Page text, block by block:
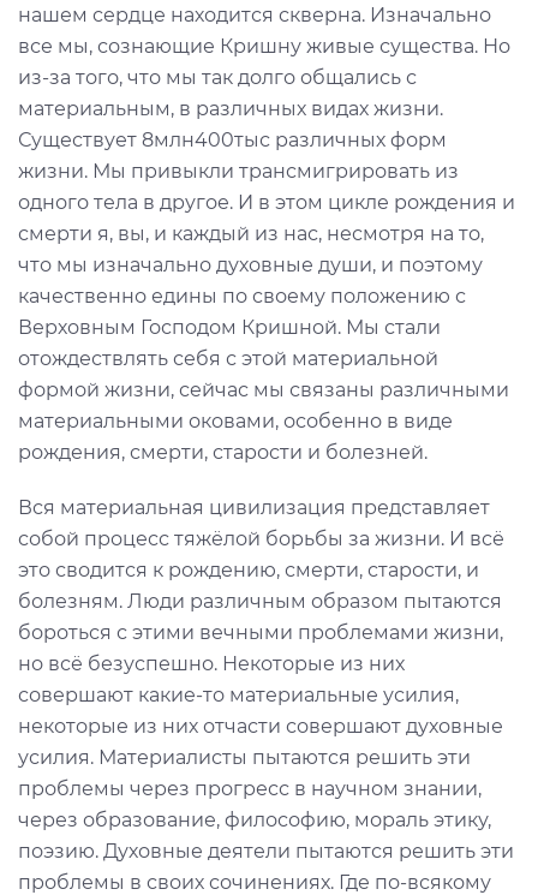
нашем сердце находится скверна. Изначально
все мы, сознающие Кришну живые существа. Но
из-за того, что мы так долго общались с
материальным, в различных видах жизни.
Существует 8млн400тыс различных форм
жизни. Мы привыкли трансмигрировать из
одного тела в другое. И в этом цикле рождения и
смерти я, вы, и каждый из нас, несмотря на то,
что мы изначально духовные души, и поэтому
качественно едины по своему положению с
Верховным Господом Кришной. Мы стали
отождествлять себя с этой материальной
формой жизни, сейчас мы связаны различными
материальными оковами, особенно в виде
рождения, смерти, старости и болезней.
Вся материальная цивилизация представляет
собой процесс тяжёлой борьбы за жизни. И всё
это сводится к рождению, смерти, старости, и
болезням. Люди различным образом пытаются
бороться с этими вечными проблемами жизни,
но всё безуспешно. Некоторые из них
совершают какие-то материальные усилия,
некоторые из них отчасти совершают духовные
усилия. Материалисты пытаются решить эти
проблемы через прогресс в научном знании,
через образование, философию, мораль этику,
поэзию. Духовные деятели пытаются решить эти
проблемы в своих сочинениях. Где по-всякому